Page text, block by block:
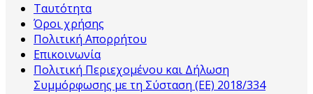
Ταυτότητα
Όροι χρήσης
Πολιτική Απορρήτου
Επικοινωνία
Πολιτική Περιεχομένου και Δήλωση
Συμμόρφωσης με τη Σύσταση (ΕΕ) 2018/334